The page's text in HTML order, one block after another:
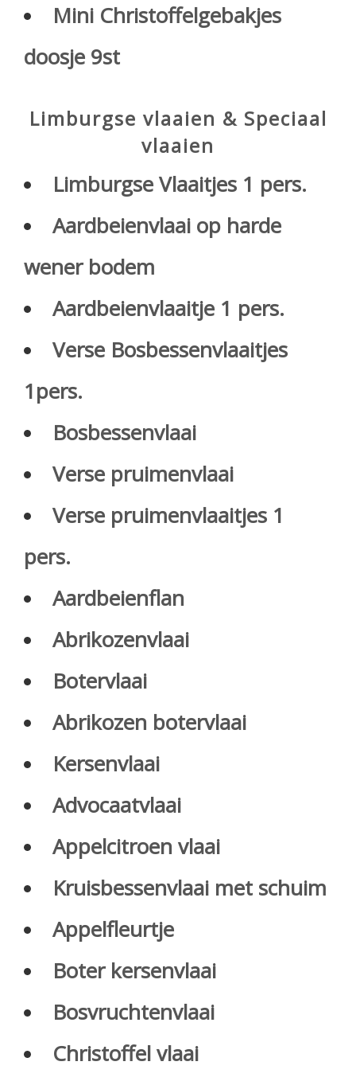
Mini Christoffelgebakjes
doosje 9st
Limburgse vlaaien & Speciaal
vlaaien
Limburgse Vlaaitjes 1 pers.
Aardbeienvlaai op harde
wener bodem
Aardbeienvlaaitje 1 pers.
Verse Bosbessenvlaaitjes
1pers.
Bosbessenvlaai
Verse pruimenvlaai
Verse pruimenvlaaitjes 1
pers.
Aardbeienflan
Abrikozenvlaai
Botervlaai
Abrikozen botervlaai
Kersenvlaai
Advocaatvlaai
Appelcitroen vlaai
Kruisbessenvlaai met schuim
Appelfleurtje
Boter kersenvlaai
Bosvruchtenvlaai
Christoffel vlaai